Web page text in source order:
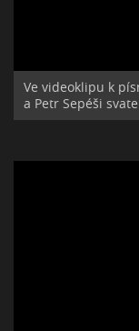
Ve videoklipu k
a Petr Sepéši